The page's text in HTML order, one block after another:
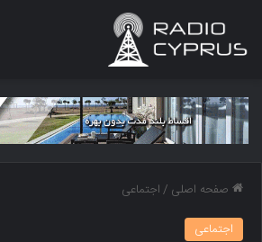
صفحه اصلی /اجتماعی
اجتماعی